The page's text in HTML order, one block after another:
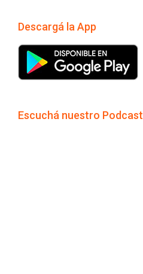
Descargá la App
Escuchá nuestro Podcast